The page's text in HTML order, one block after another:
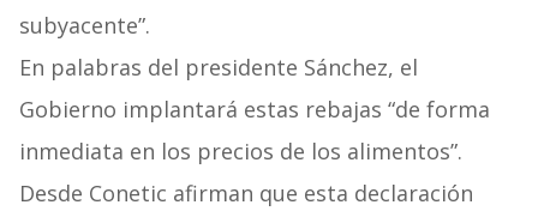
subyacente”.
En palabras del presidente Sánchez, el
Gobierno implantará estas rebajas “de forma
inmediata en los precios de los alimentos”.
Desde Conetic afirman que esta declaración